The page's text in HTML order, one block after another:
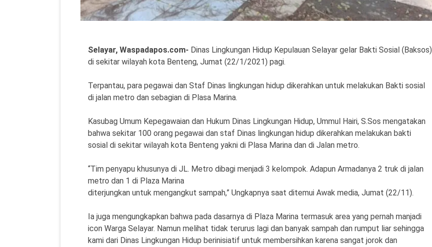
Selayar, Waspadapos.com- Dinas Lingkungan Hidup Kepulauan Selayar gelar Bakti Sosial (Baksos)
di sekitar wilayah kota Benteng, Jumat (22/1/2021) pagi.
Terpantau, para pegawai dan Staf Dinas lingkungan hidup dikerahkan untuk melakukan Bakti sosial
di jalan metro dan sebagian di Plasa Marina.
Kasubag Umum Kepegawaian dan Hukum Dinas Lingkungan Hidup, Ummul Hairi, S.Sos mengatakan
bahwa sekitar 100 orang pegawai dan staf Dinas lingkungan hidup dikerahkan melakukan bakti
sosial di sekitar wilayah kota Benteng yakni di Plasa Marina dan di Jalan metro.
“Tim penyapu khusunya di JL. Metro dibagi menjadi 3 kelompok. Adapun Armadanya 2 truk di jalan
metro dan 1 di Plaza Marina
diterjungkan untuk mengangkut sampah,” Ungkapnya saat ditemui Awak media, Jumat (22/11).
Ia juga mengungkapkan bahwa pada dasarnya di Plaza Marina termasuk area yang pernah manjadi
icon Warga Selayar. Namun melihat tidak terurus lagi dan banyak sampah dan rumput liar sehingga
kami dari Dinas Lingkungan Hidup berinisiatif untuk membersihkan karena sangat jorok dan